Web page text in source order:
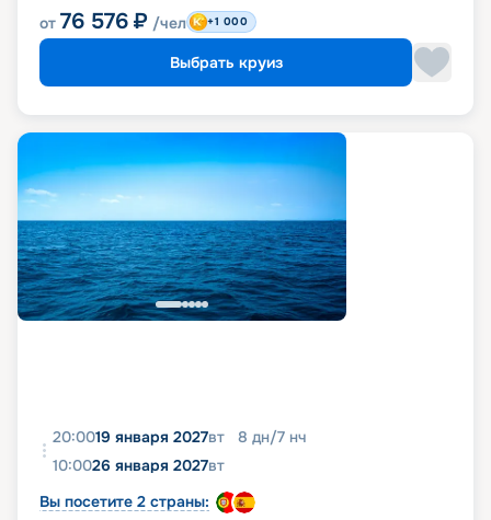
от 76 576 ₽ /чел +1 000
Выбрать круиз
20:0019 января 2027вт 8 дн/7 нч
10:0026 января 2027вт
Вы посетите 2 страны: